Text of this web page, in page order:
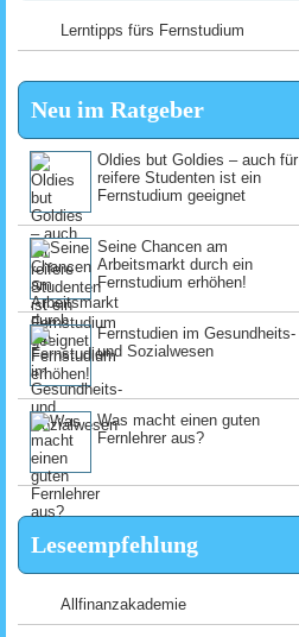
Lerntipps fürs Fernstudium
Neu im Ratgeber
Oldies but Goldies – auch für
reifere Studenten ist ein
Fernstudium geeignet
Seine Chancen am
Arbeitsmarkt durch ein
Fernstudium erhöhen!
Fernstudien im Gesundheits-
und Sozialwesen
Was macht einen guten
Fernlehrer aus?
Leseempfehlung
Allfinanzakademie